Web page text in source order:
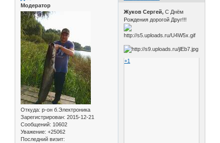
Модератор
Откуда: р-он б.Электроника
Зарегистрирован: 2015-12-21
Сообщений: 10602
Уважение: +25062
Последний визит:
Жуков Сергей, С Днём
Рождения дорогой Друг!!!
+1